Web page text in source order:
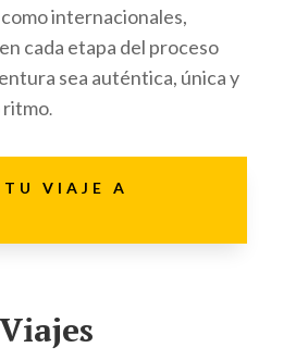
internacionales,
cada etapa del proceso
sea auténtica, única y
ritmo.
VIAJE A